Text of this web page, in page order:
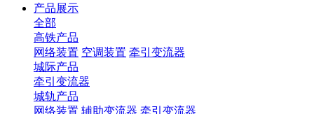
产品展示
全部
高铁产品
网络装置 空调装置 牵引变流器
城际产品
牵引变流器
城轨产品
网络装置 辅助变流器 牵引变流器